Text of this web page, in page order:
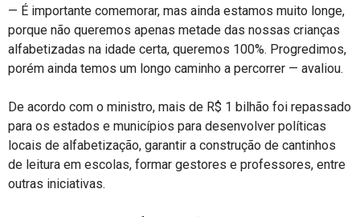
— É importante comemorar, mas ainda estamos muito longe,
porque não queremos apenas metade das nossas crianças
alfabetizadas na idade certa, queremos 100%. Progredimos,
porém ainda temos um longo caminho a percorrer — avaliou.
De acordo com o ministro, mais de R$ 1 bilhão foi repassado
para os estados e municípios para desenvolver políticas
locais de alfabetização, garantir a construção de cantinhos
de leitura em escolas, formar gestores e professores, entre
outras iniciativas.